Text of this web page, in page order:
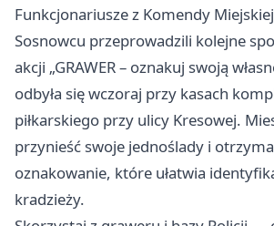
Funkcjonariusze z Komendy
Sosnowcu przeprowadzili kolejne
akcji „GRAWER – oznakuj swoją
odbyła się wczoraj przy kasach
piłkarskiego przy ulicy Kresowej.
przynieść swoje jednoślady i
oznakowanie, które ułatwia
kradzieży.